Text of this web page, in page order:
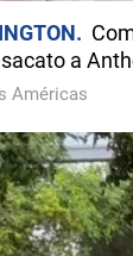
a
Américas